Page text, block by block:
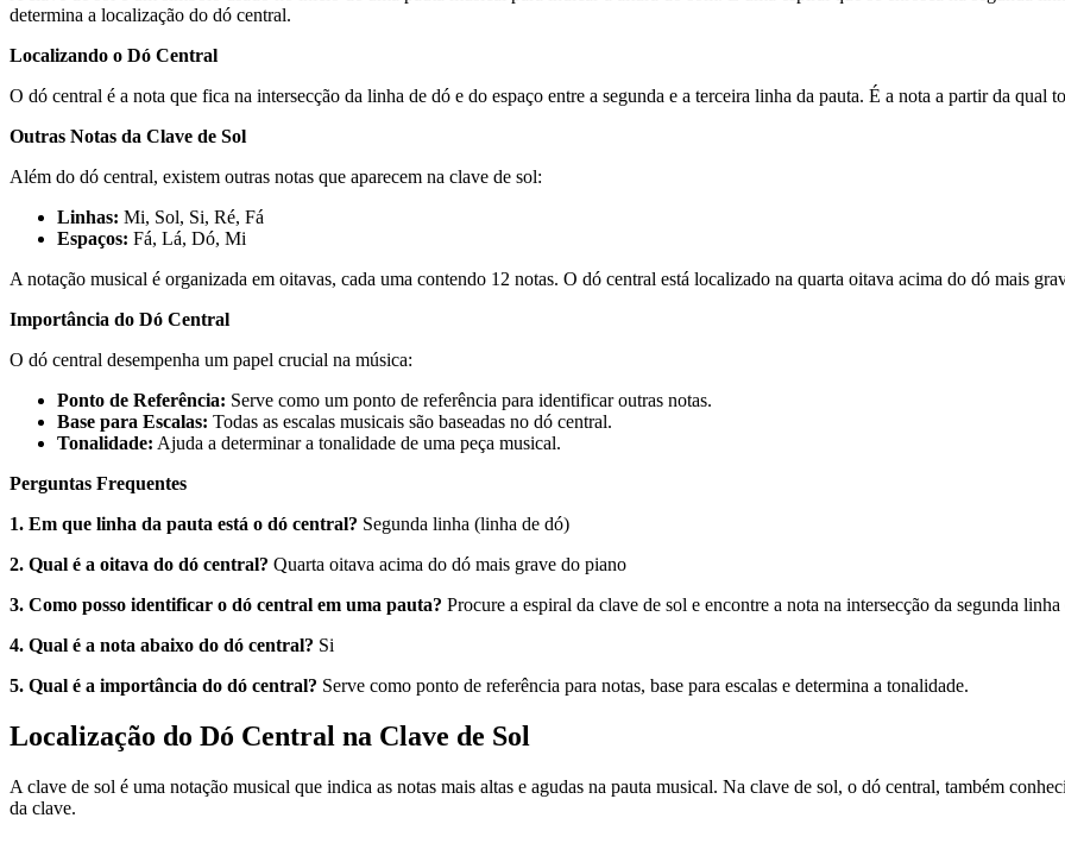
determina a localização do dó central.
Localizando o Dó Central
O dó central é a nota que fica na intersecção da linha de dó e do espaço entre a segunda e a terceira linha da pauta. É a nota a partir da qual
Outras Notas da Clave de Sol
Além do dó central, existem outras notas que aparecem na clave de sol:
Linhas: Mi, Sol, Si, Ré, Fá
Espaços: Fá, Lá, Dó, Mi
A notação musical é organizada em oitavas, cada uma contendo 12 notas. O dó central está localizado na quarta oitava acima do dó mais
Importância do Dó Central
O dó central desempenha um papel crucial na música:
Ponto de Referência: Serve como um ponto de referência para identificar outras notas.
Base para Escalas: Todas as escalas musicais são baseadas no dó central.
Tonalidade: Ajuda a determinar a tonalidade de uma peça musical.
Perguntas Frequentes
1. Em que linha da pauta está o dó central? Segunda linha (linha de dó)
2. Qual é a oitava do dó central? Quarta oitava acima do dó mais grave do piano
3. Como posso identificar o dó central em uma pauta? Procure a espiral da clave de sol e encontre a nota na intersecção da segunda
4. Qual é a nota abaixo do dó central? Si
5. Qual é a importância do dó central? Serve como ponto de referência para notas, base para escalas e determina a tonalidade.
Localização do Dó Central na Clave de Sol
A clave de sol é uma notação musical que indica as notas mais altas e agudas na pauta musical. Na clave de sol, o dó central, também
da clave.